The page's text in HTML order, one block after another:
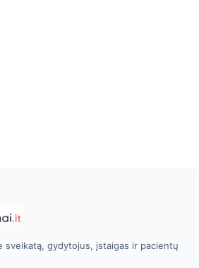
sveikatą, gydytojus, įstaigas ir pacientų